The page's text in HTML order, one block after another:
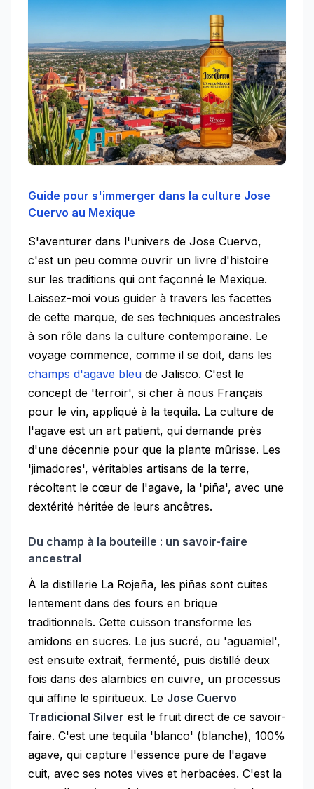
Guide pour s'immerger dans la culture Jose
Cuervo au Mexique
S'aventurer dans l'univers de Jose Cuervo,
c'est un peu comme ouvrir un livre d'histoire
sur les traditions qui ont façonné le Mexique.
Laissez-moi vous guider à travers les facettes
de cette marque, de ses techniques ancestrales
à son rôle dans la culture contemporaine. Le
voyage commence, comme il se doit, dans les
champs d'agave bleu de Jalisco. C'est le
concept de 'terroir', si cher à nous Français
pour le vin, appliqué à la tequila. La culture de
l'agave est un art patient, qui demande près
d'une décennie pour que la plante mûrisse. Les
'jimadores', véritables artisans de la terre,
récoltent le cœur de l'agave, la 'piña', avec une
dextérité héritée de leurs ancêtres.
Du champ à la bouteille : un savoir-faire
ancestral
À la distillerie La Rojeña, les piñas sont cuites
lentement dans des fours en brique
traditionnels. Cette cuisson transforme les
amidons en sucres. Le jus sucré, ou 'aguamiel',
est ensuite extrait, fermenté, puis distillé deux
fois dans des alambics en cuivre, un processus
qui affine le spiritueux. Le Jose Cuervo
Tradicional Silver est le fruit direct de ce savoir-
faire. C'est une tequila 'blanco' (blanche), 100%
agave, qui capture l'essence pure de l'agave
cuit, avec ses notes vives et herbacées. C'est la